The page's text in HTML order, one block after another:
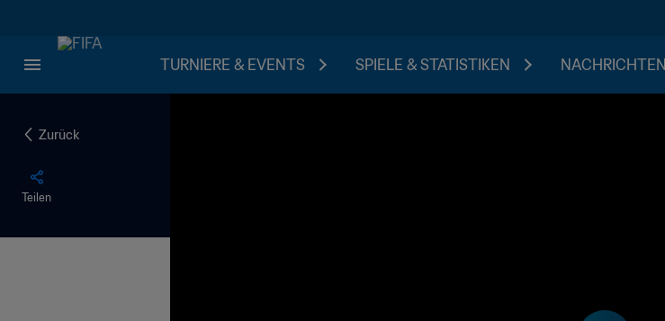
TURNIERE & EVENTS SPIELE & STATISTIKEN NACHRICHTEN
Zurück
Teilen